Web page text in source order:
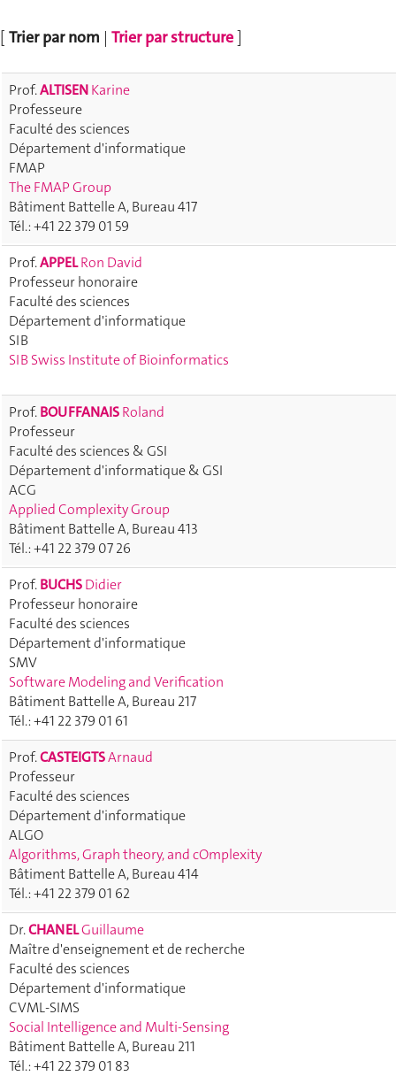
[ Trier par nom | Trier par structure]
Prof.ALTISENKarine
Professeure
Faculté des sciences
Département d'informatique
FMAP
The FMAP Group
Bâtiment Battelle A, Bureau 417
Tél.: +41 22 379 01 59
Prof.APPELRon David
Professeur honoraire
Faculté des sciences
Département d'informatique
SIB
SIB Swiss Institute of Bioinformatics
Prof.BOUFFANAISRoland
Professeur
Faculté des sciences & GSI
Département d'informatique & GSI
ACG
Applied Complexity Group
Bâtiment Battelle A, Bureau 413
Tél.: +41 22 379 07 26
Prof.BUCHSDidier
Professeur honoraire
Faculté des sciences
Département d'informatique
SMV
Software Modeling and Verification
Bâtiment Battelle A, Bureau 217
Tél.: +41 22 379 01 61
Prof.CASTEIGTSArnaud
Professeur
Faculté des sciences
Département d'informatique
ALGO
Algorithms, Graph theory, and cOmplexity
Bâtiment Battelle A, Bureau 414
Tél.: +41 22 379 01 62
Dr.CHANELGuillaume
Maître d'enseignement et de recherche
Faculté des sciences
Département d'informatique
CVML-SIMS
Social Intelligence and Multi-Sensing
Bâtiment Battelle A, Bureau 211
Tél.: +41 22 379 01 83